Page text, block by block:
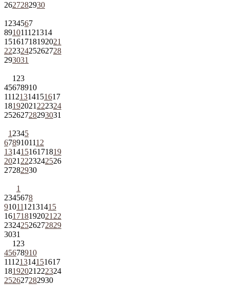
2627282930
1 234567
891011121314
15161718192021
22232425262728
293031
1 23
45678910
11121314151617
18192021 222324
25262728293031
1 2345
6789101112
13141516171819
2021 2223242526
27282930
1
2345678
9101112131415
161718192021 22
23242526272829
3031
1 23
45678910
11121314151617
18192021 222324
252627282930